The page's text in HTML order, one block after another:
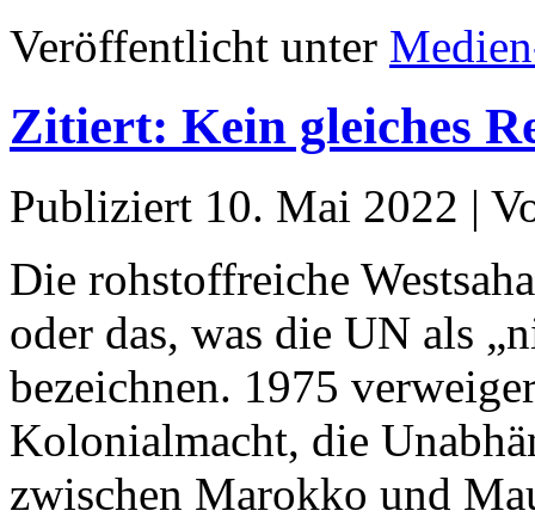
Veröffentlicht unter
Zitiert: Kein gleiches
Publiziert 10. Mai 2022 |
Die rohstoffreiche
oder das, was die UN als
bezeichnen. 1975
Kolonialmacht, die
zwischen Marokko und